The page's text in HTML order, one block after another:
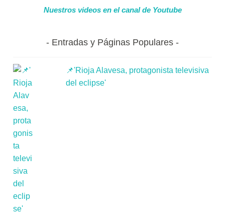
Nuestros videos en el canal de Youtube
Entradas y Páginas Populares
📌'Rioja Alavesa, protagonista televisiva
del eclipse'